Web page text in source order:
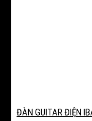
ĐÀN GUITAR ĐIỆN